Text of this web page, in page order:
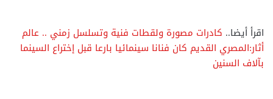
اقرأ أيضا.. كادرات مصورة ولقطات فنية وتسلسل زمني .. عالم
أثار:المصري القديم كان فنانا سينمائيا بارعا قبل إختراع السينما
بآلاف السنين